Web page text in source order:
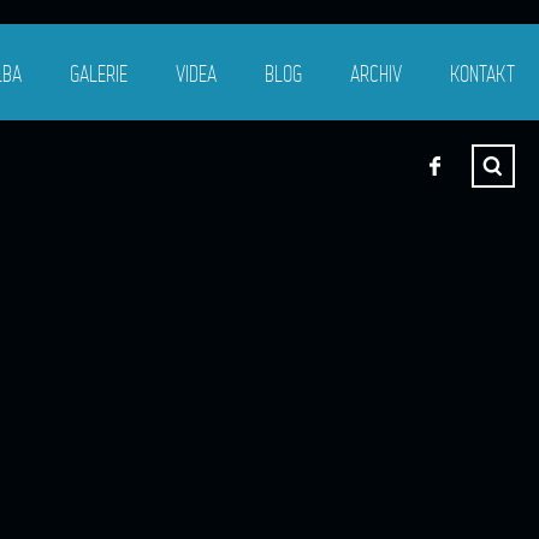
GALERIE VIDEA BLOG ARCHIV KONTAKT